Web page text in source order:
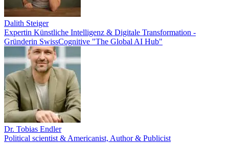
Dalith Steiger
Expertin Künstliche Intelligenz & Digitale Transformation -
Gründerin SwissCognitive "The Global AI Hub"
Dr. Tobias Endler
Political scientist & Americanist, Author & Publicist